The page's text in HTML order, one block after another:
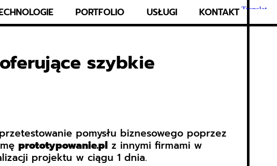
PORTFOLIO USŁUGI KONTAKT
szybkie
pomysłu biznesowego poprzez
prototypowanie.pl z innymi firmami w
projektu w ciągu 1 dnia.